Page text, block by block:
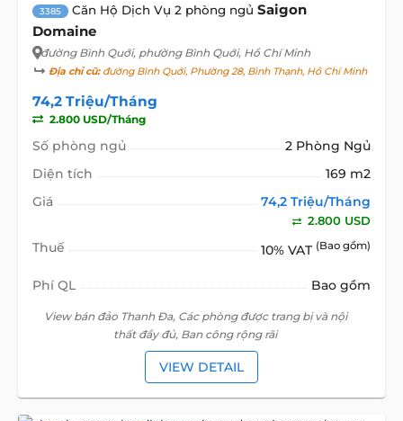
3385 Căn Hộ Dịch Vụ 2 phòng ngủ Saigon
Domaine
đường Bình Quới, phường Bình Quới, Hồ Chí Minh
Địa chỉ cũ:đường Bình Quới, Phường 28, Bình Thạnh, Hồ Chí Minh
74,2 Triệu/Tháng
2.800 USD/Tháng
Số phòng ngủ
2 Phòng Ngủ
Diện tích
169 m2
Giá
74,2 Triệu/Tháng
2.800 USD
Thuế 10% VAT (Bao gồm)
Phí QL Bao gồm
View bán đảo Thanh Đa, Các phòng được trang bị và nội
thất đầy đủ, Ban công rộng rãi
VIEW DETAIL